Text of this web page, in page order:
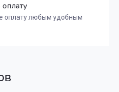
оплату любым удобным